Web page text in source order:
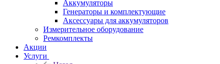
Аккумуляторы
Генераторы и комплектующие
Аксессуары для аккумуляторов
Измерительное оборудование
Ремкомплекты
Акции
Услуги